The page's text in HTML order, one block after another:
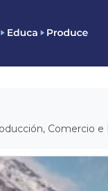
Comercio e